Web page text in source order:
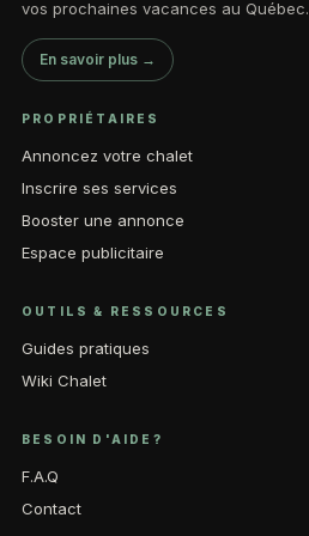
vos prochaines vacances au Québec.
En savoir plus →
PROPRIÉTAIRES
Annoncez votre chalet
Inscrire ses services
Booster une annonce
Espace publicitaire
OUTILS & RESSOURCES
Guides pratiques
Wiki Chalet
BESOIN D'AIDE?
F.A.Q
Contact